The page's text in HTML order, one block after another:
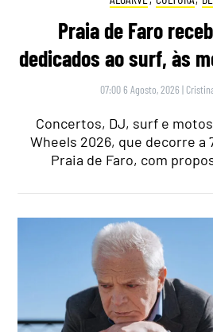
Praia de Faro
dedicados ao surf, às
07:00 6 Agosto, 2026 |
Concertos, DJ, surf e
Wheels 2026, que decorre a
Praia de Faro, com